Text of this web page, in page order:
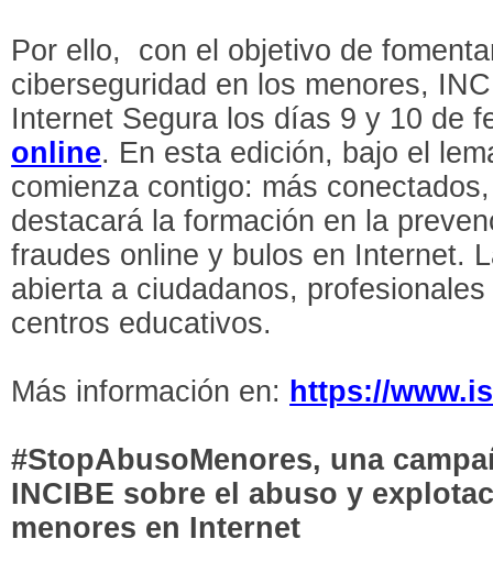
Por ello, con el objetivo de
ciberseguridad en los menores,
Internet Segura los días 9 y 10 de
online. En esta edición, bajo el
comienza contigo: más
destacará la formación en la
fraudes online y bulos en Internet.
abierta a ciudadanos,
centros educativos.
Más información en: https://
#StopAbusoMenores, una
INCIBE sobre el abuso y
menores en Internet